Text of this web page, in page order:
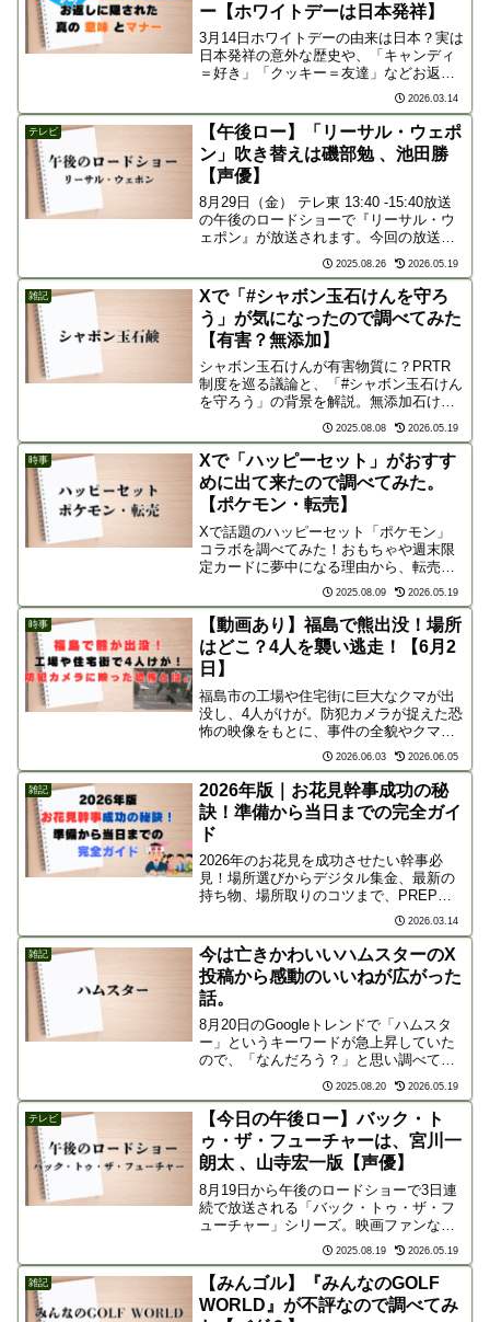
ー【ホワイトデーは日本発祥】
3月14日ホワイトデーの由来は日本？実は
日本発祥の意外な歴史や、「キャンディ
＝好き」「クッキー＝友達」などお返し
の品に隠された意味をPREP法で詳しく
解説。失敗しないためのマナーや、贈る
相手に合わせた選び方のヒントが満載で
す。
2026.03.14
テレビ
【午後ロー】「リーサル・ウェポ
ン」吹き替えは磯部勉 、池田勝
【声優】
8月29日（金） テレ東 13:40 -15:40放送
の午後のロードショーで『リーサル・ウ
ェポン』が放送されます。今回の放送で
は、メル・ギブソン演じる「マーティ
ン・リッグス」の吹き替えを「磯部勉」
さん、ダニー・グローヴァー演じる「ロ
ジャー・...
2025.08.26 2026.05.19
雑記
Xで「#シャボン玉石けんを守ろ
う」が気になったので調べてみた
【有害？無添加】
シャボン玉石けんが有害物質に？PRTR
制度を巡る議論と、「#シャボン玉石けん
を守ろう」の背景を解説。無添加石けん
の未来はどうなる？
2025.08.08 2026.05.19
時事
Xで「ハッピーセット」がおすす
めに出て来たので調べてみた。
【ポケモン・転売】
Xで話題のハッピーセット「ポケモン」
コラボを調べてみた！おもちゃや週末限
定カードに夢中になる理由から、転売や
食品ロスの問題、マクドナルドとメルカ
リの対策まで、気になったことをまとめ
てみました。
2025.08.09 2026.05.19
時事
【動画あり】福島で熊出没！場所
はどこ？4人を襲い逃走！【6月2
日】
福島市の工場や住宅街に巨大なクマが出
没し、4人がけが。防犯カメラが捉えた恐
怖の映像をもとに、事件の全貌やクマの
恐るべき行動、ネットのリアルな反応を
徹底解説。市街地にも迫るクマの脅威か
ら身を守るための正しい対処法を学びま
しょう。
2026.06.03 2026.06.05
雑記
2026年版｜お花見幹事成功の秘
訣！準備から当日までの完全ガイ
ド
2026年のお花見を成功させたい幹事必
見！場所選びからデジタル集金、最新の
持ち物、場所取りのコツまで、PREP法
で分かりやすく解説したパーフェクトガ
イドです。このブログを読めば、準備か
ら撤収まで失敗なし。参加者に喜ばれる
「できる幹事」を目指しましょう。
2026.03.14
雑記
今は亡きかわいいハムスターのX
投稿から感動のいいねが広がった
話。
8月20日のGoogleトレンドで「ハムスタ
ー」というキーワードが急上昇していた
ので、「なんだろう？」と思い調べてみ
ました。なぜ「ハムスター」がトレンド
入り？この背景には、X で大きな反響を
呼んだある投稿が関係していました。話
題の発端となっ...
2025.08.20 2026.05.19
テレビ
【今日の午後ロー】バック・ト
ゥ・ザ・フューチャーは、宮川一
朗太 、山寺宏一版【声優】
8月19日から午後のロードショーで3日連
続で放送される「バック・トゥ・ザ・フ
ューチャー」シリーズ。映画ファンなら
誰もが知る名作ですが、今回の放送を楽
しみにしているのは、吹替版、特に特定
の声優バージョンがお好きな方かもしれ
ません。今回放送され...
2025.08.19 2026.05.19
雑記
【みんゴル】『みんなのGOLF
WORLD』が不評なので調べてみ